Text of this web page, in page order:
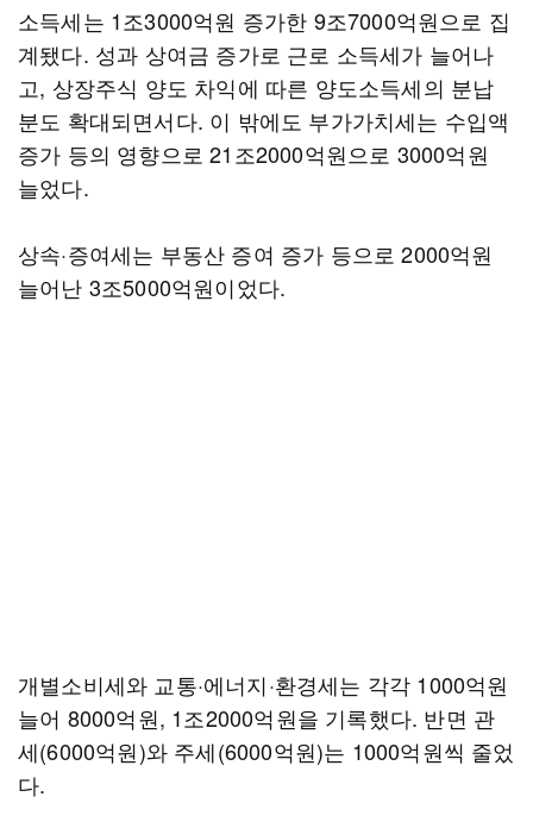
소득세는 1조3000억원 증가한 9조7000억원으로 집
계됐다. 성과 상여금 증가로 근로 소득세가 늘어나
고, 상장주식 양도 차익에 따른 양도소득세의 분납
분도 확대되면서다. 이 밖에도 부가가치세는 수입액
증가 등의 영향으로 21조2000억원으로 3000억원
늘었다.
상속·증여세는 부동산 증여 증가 등으로 2000억원
늘어난 3조5000억원이었다.
개별소비세와 교통·에너지·환경세는 각각 1000억원
늘어 8000억원, 1조2000억원을 기록했다. 반면 관
세(6000억원)와 주세(6000억원)는 1000억원씩 줄었
다.